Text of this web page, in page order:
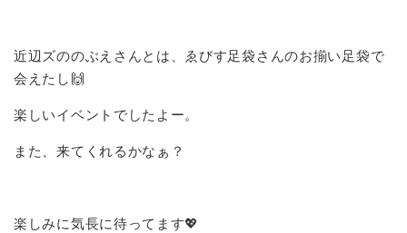
近辺ズののぶえさんとは、ゑびす足袋さんのお揃い足袋で
会えたし🙌
楽しいイベントでしたよー。
また、来てくれるかなぁ？
楽しみに気長に待ってます💖